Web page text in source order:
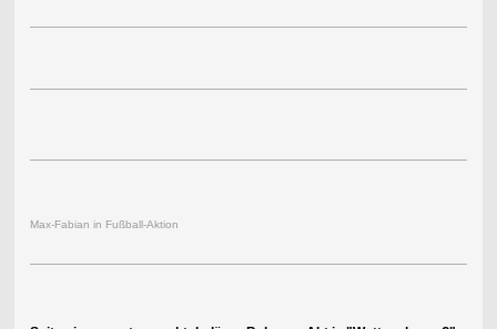
Max-Fabian in Fußball-Aktion